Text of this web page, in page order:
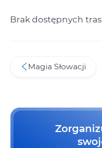
Brak dostępnych
Magia Słowacji